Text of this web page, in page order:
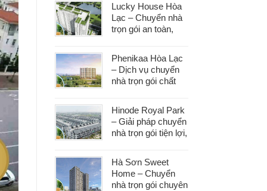
dọn
Lucky House Hòa
Lạc – Chuyển nhà
trọn gói an toàn,
Phenikaa Hòa Lạc
– Dịch vụ chuyển
nhà trọn gói chất
Hinode Royal Park
– Giải pháp chuyển
nhà trọn gói tiện lợi,
Hà Sơn Sweet
Home – Chuyển
nhà trọn gói chuyên